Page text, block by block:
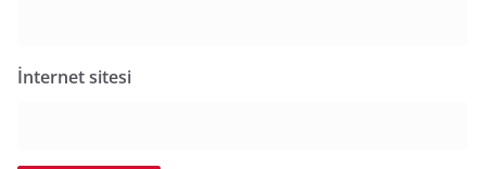
İnternet sitesi